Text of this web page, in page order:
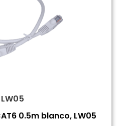
LW05
0.5m blanco, LW05